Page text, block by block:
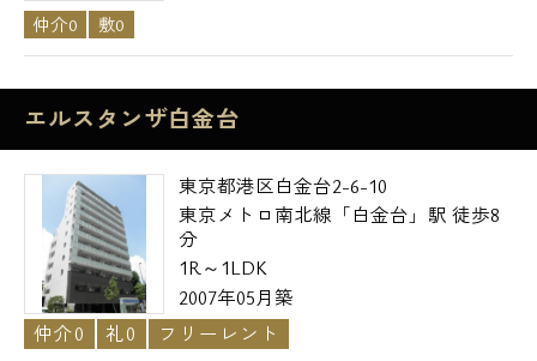
仲介0 敷0
エルスタンザ白金台
東京都港区白金台2-6-10
東京メトロ南北線「白金台」駅 徒歩8
分
1R～1LDK
2007年05月築
仲介0
礼0 フリーレント